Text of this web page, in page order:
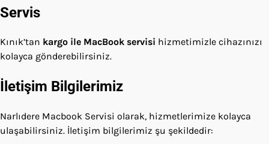
Servis
Kınık’tan kargo ile MacBook servisi hizmetimizle cihazınızı
kolayca gönderebilirsiniz.
İletişim Bilgilerimiz
Narlıdere Macbook Servisi olarak, hizmetlerimize kolayca
ulaşabilirsiniz. İletişim bilgilerimiz şu şekildedir: